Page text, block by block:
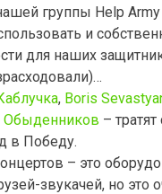
группы Help
и
для наших
, Boris
Обыденников –
в Победу.
– это
звукачей, но